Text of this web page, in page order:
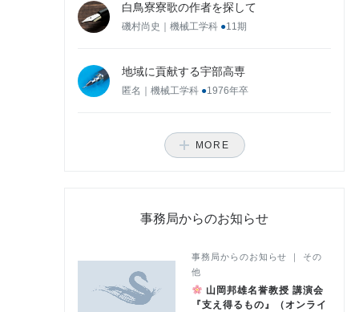
白鳥寮寮歌の作者を探して
磯村尚史｜機械工学科 ●11期
地域に貢献する宇部高専
匿名｜機械工学科 ●1976年卒
事務局からのお知らせ
事務局からのお知らせ ｜ その
他
山岡邦雄名誉教授 講演会
『支え得るもの』（オンライ